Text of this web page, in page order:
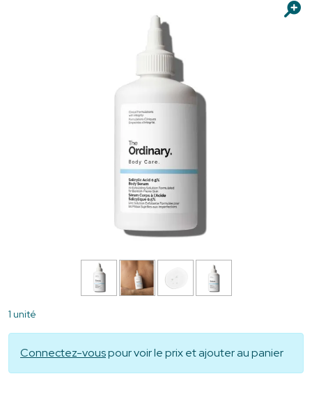
1 unité
Connectez-vouspour voir le prix et ajouter au panier